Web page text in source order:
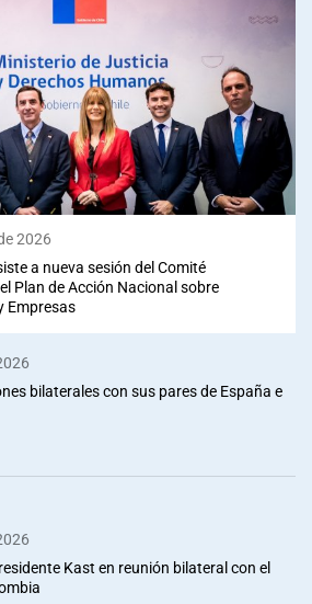
2026
a nueva sesión del Comité
Plan de Acción Nacional sobre
Empresas
bilaterales con sus pares de España e
Kast en reunión bilateral con el